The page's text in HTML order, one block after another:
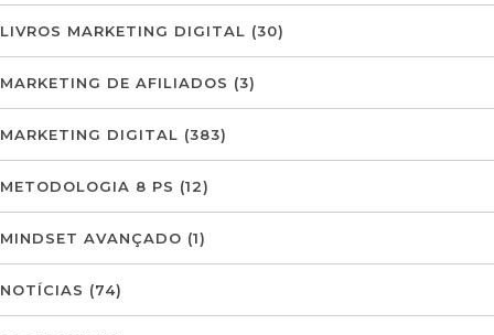
LIVROS MARKETING DIGITAL (30)
MARKETING DE AFILIADOS (3)
MARKETING DIGITAL (383)
METODOLOGIA 8 PS (12)
MINDSET AVANÇADO (1)
NOTÍCIAS (74)